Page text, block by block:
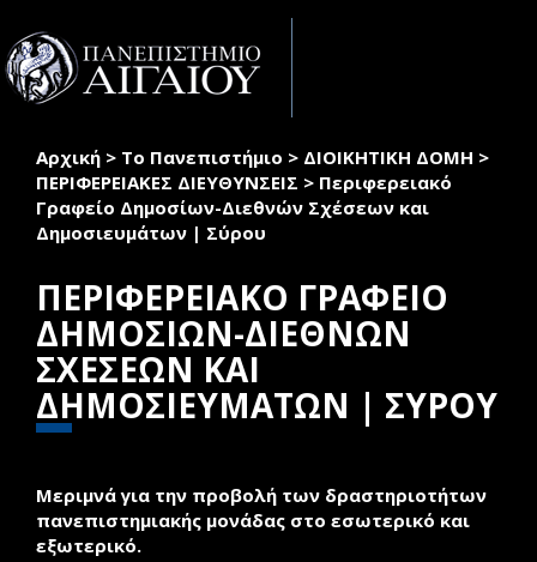
Παράκαμψη προς το κυρίως περιεχόμενο
Είστε εδώ
Αρχική > Το Πανεπιστήμιο > ΔΙΟΙΚΗΤΙΚΗ ΔΟΜΗ >
ΠΕΡΙΦΕΡΕΙΑΚΕΣ ΔΙΕΥΘΥΝΣΕΙΣ > Περιφερειακό
Γραφείο Δημοσίων-Διεθνών Σχέσεων και
Δημοσιευμάτων | Σύρου
ΠΕΡΙΦΕΡΕΙΑΚΟ ΓΡΑΦΕΙΟ
ΔΗΜΟΣΙΩΝ-ΔΙΕΘΝΩΝ
ΣΧΕΣΕΩΝ ΚΑΙ
ΔΗΜΟΣΙΕΥΜΑΤΩΝ | ΣΥΡΟΥ
Μεριμνά για την προβολή των δραστηριοτήτων
πανεπιστημιακής μονάδας στο εσωτερικό και
εξωτερικό.